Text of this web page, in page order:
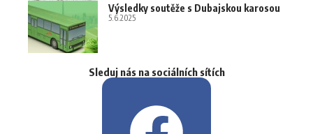
Výsledky soutěže s Dubajskou karosou
5.6.2025
Sleduj nás na sociálních sítích